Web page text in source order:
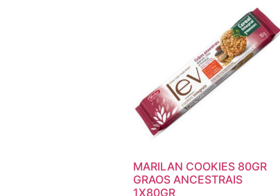
MARILAN COOKIES 80GR
GRAOS ANCESTRAIS
1X80GR